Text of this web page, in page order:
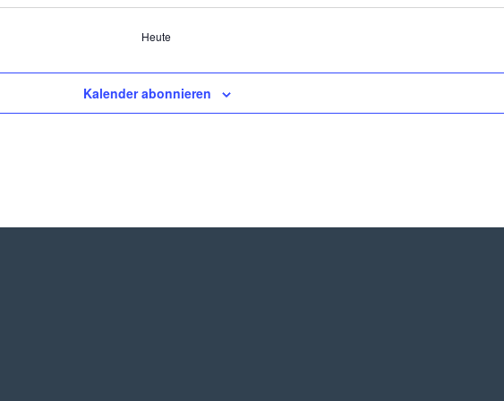
Heute
Kalender abonnieren